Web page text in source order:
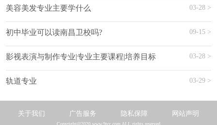
美容美发专业主要学什么 03-28 >
初中毕业可以读南昌卫校吗? 09-15 >
影视表演与制作专业|专业主要课程|培养目标 03-28 >
轨道专业 03-29 >
关于我们 广告服务 隐私保障 网站声明